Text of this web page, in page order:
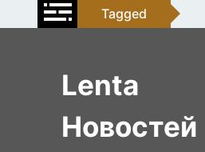
to
Tagged
Lenta
Новостей